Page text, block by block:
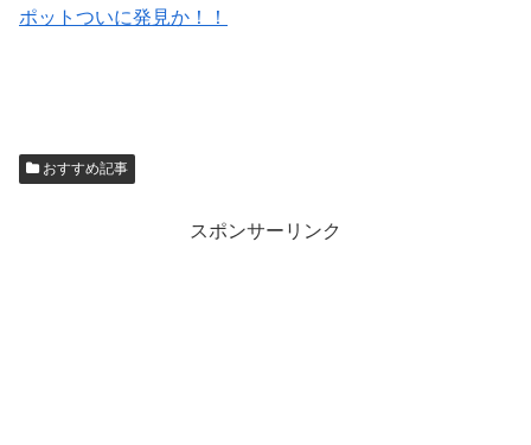
ポットついに発見か！！
おすすめ記事
スポンサーリンク